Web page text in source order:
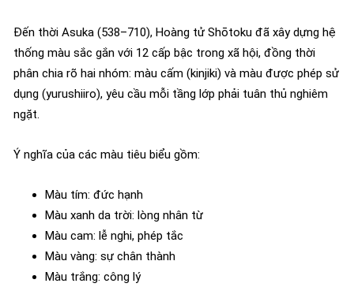
Đến thời Asuka (538–710), Hoàng tử Shōtoku đã xây dựng hệ
thống màu sắc gắn với 12 cấp bậc trong xã hội, đồng thời
phân chia rõ hai nhóm: màu cấm (kinjiki) và màu được phép sử
dụng (yurushiiro), yêu cầu mỗi tầng lớp phải tuân thủ nghiêm
ngặt.
Ý nghĩa của các màu tiêu biểu gồm:
Màu tím: đức hạnh
Màu xanh da trời: lòng nhân từ
Màu cam: lễ nghi, phép tắc
Màu vàng: sự chân thành
Màu trắng: công lý